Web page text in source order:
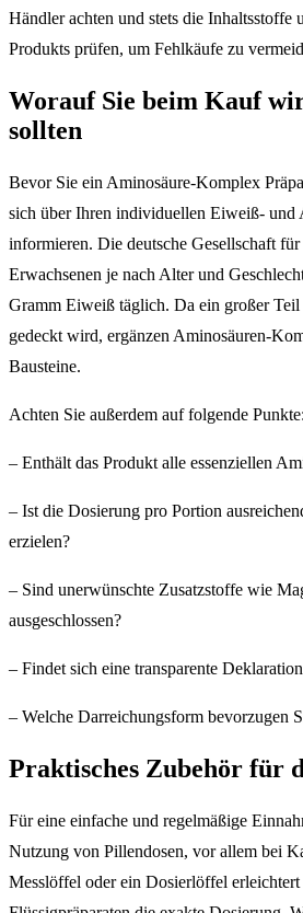
Händler achten und stets die Inhaltsstoffe
Produkts prüfen, um Fehlkäufe zu
Worauf Sie beim Kauf
sollten
Bevor Sie ein Aminosäure-Komplex
sich über Ihren individuellen Eiweiß- und
informieren. Die deutsche Gesellschaft
Erwachsenen je nach Alter und
Gramm Eiweiß täglich. Da ein großer
gedeckt wird, ergänzen Aminosäuren-
Bausteine.
Achten Sie außerdem auf folgende Punkte:
– Enthält das Produkt alle essenziellen
– Ist die Dosierung pro Portion
erzielen?
– Sind unerwünschte Zusatzstoffe wie
ausgeschlossen?
– Findet sich eine transparente
– Welche Darreichungsform bevorzugen
Praktisches Zubehör für
Für eine einfache und regelmäßige
Nutzung von Pillendosen, vor allem bei
Messlöffel oder ein Dosierlöffel